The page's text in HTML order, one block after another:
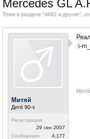
Mercedes GL
Тема в разделе "AMG и другие",
Митяй
Дитё 90-х
Регистрация:
29 сен 2007
Сообщения:
4,177
:i-